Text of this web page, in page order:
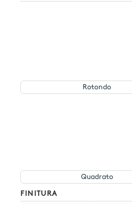
Rotondo
Quadrato
FINITURA